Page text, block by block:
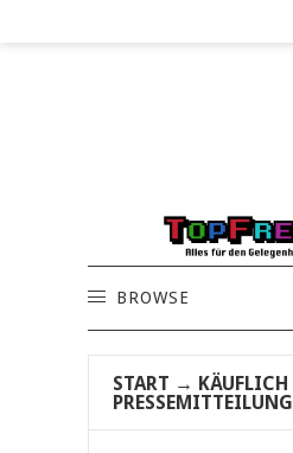
BROWSE
START → KÄUFLICH
PRESSEMITTEILUNG